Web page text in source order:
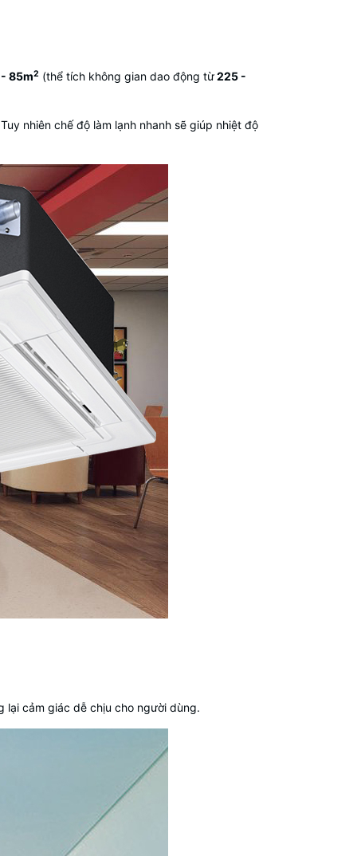
85m2 (thể tích không gian dao động từ225 -
nhiên chế độ làm lạnh nhanh sẽ giúp nhiệt độ
lại cảm giác dễ chịu cho người dùng.